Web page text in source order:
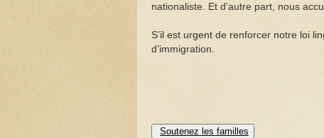
nationaliste. Et d’autre part, nous
S’il est urgent de renforcer notre loi
d’immigration.
Soutenez les familles